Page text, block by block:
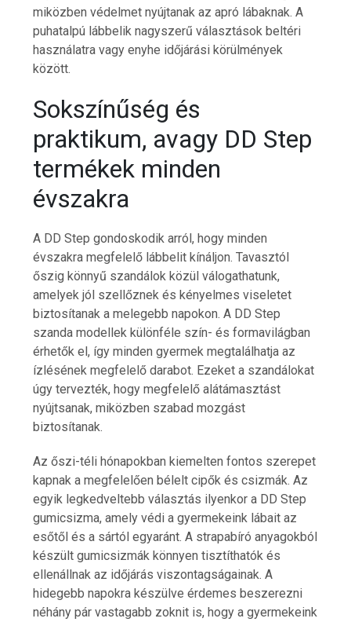
miközben védelmet nyújtanak az apró lábaknak. A
puhatalpú lábbelik nagyszerű választások beltéri
használatra vagy enyhe időjárási körülmények
között.
Sokszínűség és
praktikum, avagy DD Step
termékek minden
évszakra
A DD Step gondoskodik arról, hogy minden
évszakra megfelelő lábbelit kínáljon. Tavasztól
őszig könnyű szandálok közül válogathatunk,
amelyek jól szellőznek és kényelmes viseletet
biztosítanak a melegebb napokon. A DD Step
szanda modellek különféle szín- és formavilágban
érhetők el, így minden gyermek megtalálhatja az
ízlésének megfelelő darabot. Ezeket a szandálokat
úgy tervezték, hogy megfelelő alátámasztást
nyújtsanak, miközben szabad mozgást
biztosítanak.
Az őszi-téli hónapokban kiemelten fontos szerepet
kapnak a megfelelően bélelt cipők és csizmák. Az
egyik legkedveltebb választás ilyenkor a DD Step
gumicsizma, amely védi a gyermekeink lábait az
esőtől és a sártól egyaránt. A strapabíró anyagokból
készült gumicsizmák könnyen tisztíthatók és
ellenállnak az időjárás viszontagságainak. A
hidegebb napokra készülve érdemes beszerezni
néhány pár vastagabb zoknit is, hogy a gyermekeink